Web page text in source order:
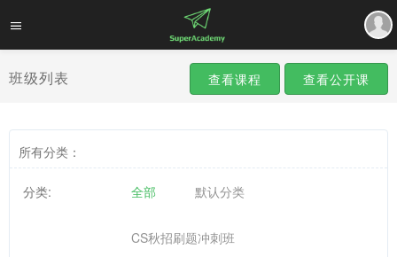
班级列表 查看课程 查看公开课
所有分类：
分类: 全部 默认分类
CS秋招刷题冲刺班